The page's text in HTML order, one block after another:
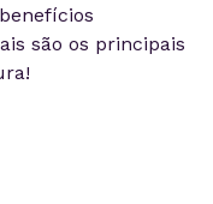
são os principais